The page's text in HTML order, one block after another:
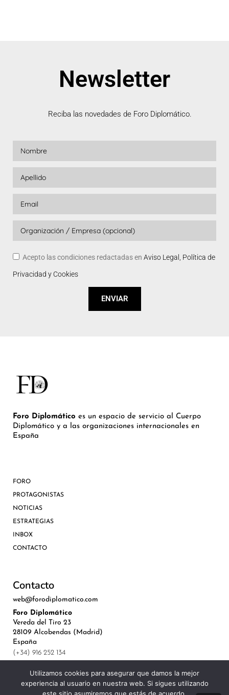
Newsletter
Reciba las novedades de Foro Diplomático.
Acepto las condiciones redactadas en Aviso Legal, Política de
Privacidad y Cookies
ENVIAR
Foro Diplomático es un espacio de servicio al Cuerpo
Diplomático y a las organizaciones internacionales en
España
FORO
PROTAGONISTAS
NOTICIAS
ESTRATEGIAS
INBOX
CONTACTO
Contacto
web@forodiplomatico.com
Foro Diplomático
Vereda del Tiro 23
28109 Alcobendas (Madrid)
España
(+34) 916 252 134
Utilizamos cookies para asegurar que damos la mejor
experiencia al usuario en nuestra web. Si sigues utilizando